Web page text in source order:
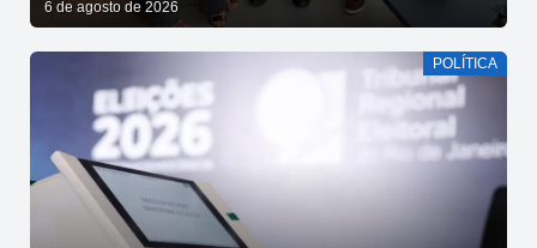
ANDRÉ GADELHA
6 de agosto de 2026
POLÍTICA